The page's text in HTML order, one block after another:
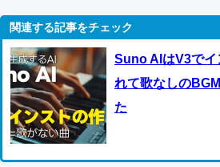
Suno AIはV3でイ
れて歌なしの
た